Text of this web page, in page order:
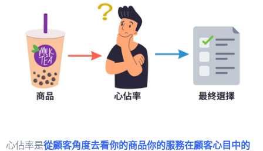
心佔率是從顧客角度去看你的商品你的服務在顧客心目中的